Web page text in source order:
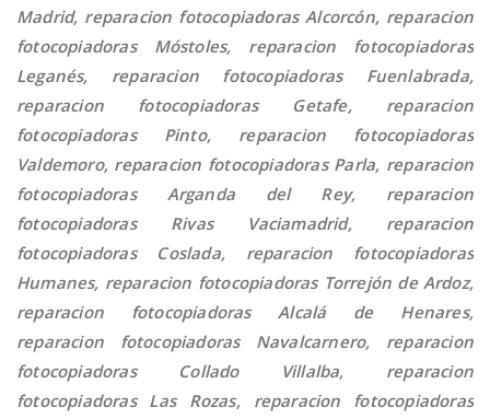
Madrid, reparacion fotocopiadoras Alcorcón, reparacion
fotocopiadoras Móstoles, reparacion fotocopiadoras
Leganés, reparacion fotocopiadoras Fuenlabrada,
reparacion fotocopiadoras Getafe, reparacion
fotocopiadoras Pinto, reparacion fotocopiadoras
Valdemoro, reparacion fotocopiadoras Parla, reparacion
fotocopiadoras Arganda del Rey, reparacion
fotocopiadoras Rivas Vaciamadrid, reparacion
fotocopiadoras Coslada, reparacion fotocopiadoras
Humanes, reparacion fotocopiadoras Torrejón de Ardoz,
reparacion fotocopiadoras Alcalá de Henares,
reparacion fotocopiadoras Navalcarnero, reparacion
fotocopiadoras Collado Villalba, reparacion
fotocopiadoras Las Rozas, reparacion fotocopiadoras